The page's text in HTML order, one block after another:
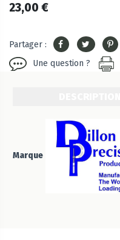
23,00 €
Partager :
Une question ?
Marque